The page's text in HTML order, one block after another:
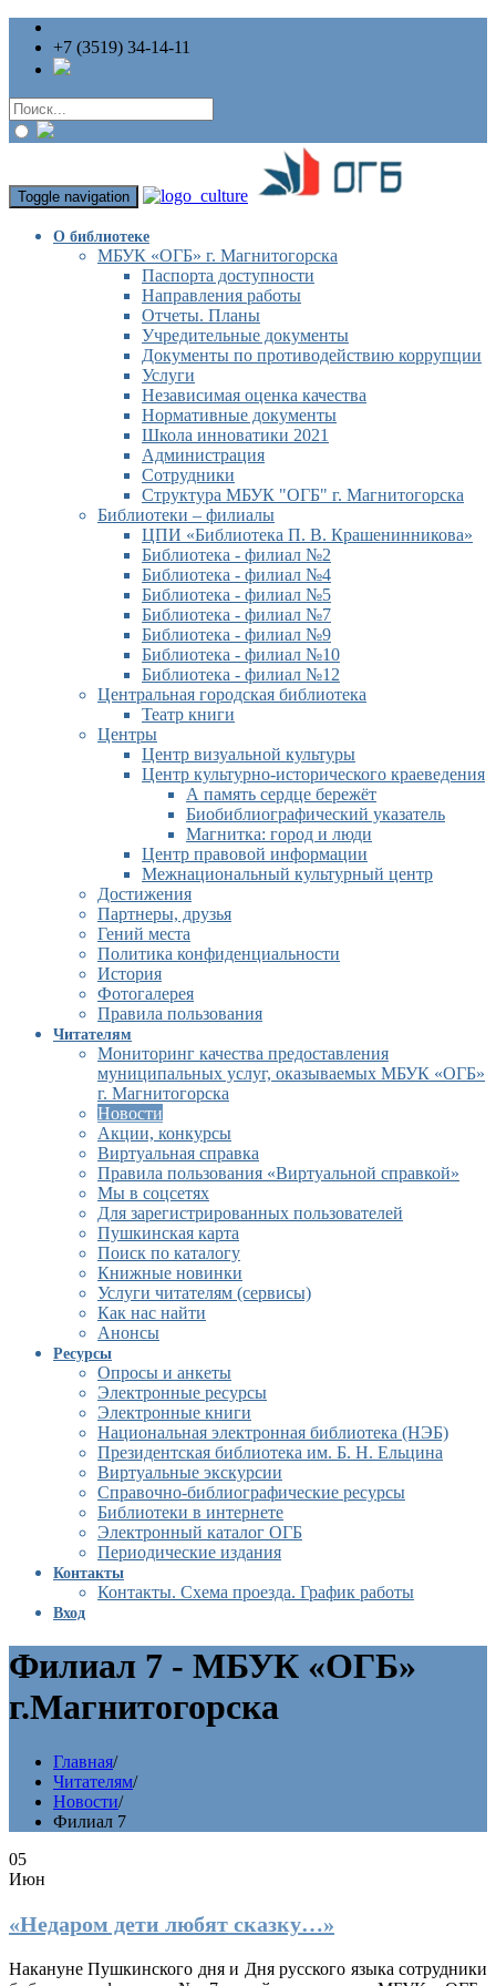
+7 (3519) 34-14-11
Toggle navigation
О библиотеке
МБУК «ОГБ» г. Магнитогорска
Паспорта доступности
Направления работы
Отчеты. Планы
Учредительные документы
Документы по противодействию коррупции
Услуги
Независимая оценка качества
Нормативные документы
Школа инноватики 2021
Администрация
Сотрудники
Структура МБУК "ОГБ" г. Магнитогорска
Библиотеки – филиалы
ЦПИ «Библиотека П. В. Крашенинникова»
Библиотека - филиал №2
Библиотека - филиал №4
Библиотека - филиал №5
Библиотека - филиал №7
Библиотека - филиал №9
Библиотека - филиал №10
Библиотека - филиал №12
Центральная городская библиотека
Театр книги
Центры
Центр визуальной культуры
Центр культурно-исторического краеведения
А память сердце бережёт
Биобиблиографический указатель
Магнитка: город и люди
Центр правовой информации
Межнациональный культурный центр
Достижения
Партнеры, друзья
Гений места
Политика конфиденциальности
История
Фотогалерея
Правила пользования
Читателям
Мониторинг качества предоставления
муниципальных услуг, оказываемых МБУК «ОГБ»
г. Магнитогорска
Новости
Акции, конкурсы
Виртуальная справка
Правила пользования «Виртуальной справкой»
Мы в соцсетях
Для зарегистрированных пользователей
Пушкинская карта
Поиск по каталогу
Книжные новинки
Услуги читателям (сервисы)
Как нас найти
Анонсы
Ресурсы
Опросы и анкеты
Электронные ресурсы
Электронные книги
Национальная электронная библиотека (НЭБ)
Президентская библиотека им. Б. Н. Ельцина
Виртуальные экскурсии
Справочно-библиографические ресурсы
Библиотеки в интернете
Электронный каталог ОГБ
Периодические издания
Контакты
Контакты. Схема проезда. График работы
Вход
Филиал 7 - МБУК «ОГБ»
г.Магнитогорска
Главная/
Читателям/
Новости/
Филиал 7
05
Июн
«Недаром дети любят сказку…»
Накануне Пушкинского дня и Дня русского языка сотрудники